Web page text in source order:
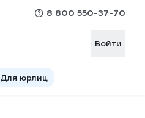
8 800 550-37-70
Войти
Для юрлиц